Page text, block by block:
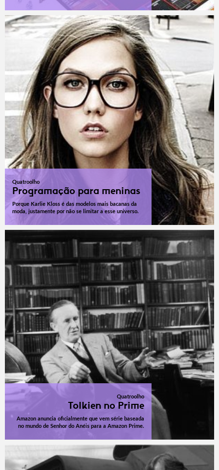
Quatroolho
Programação para meninas
Porque Karlie Kloss é das modelos mais bacanas da
moda, justamente por não se limitar a esse universo.
Quatroolho
Tolkien no Prime
Amazon anuncia oficialmente que vem série baseada
no mundo de Senhor do Anéis para a Amazon Prime.